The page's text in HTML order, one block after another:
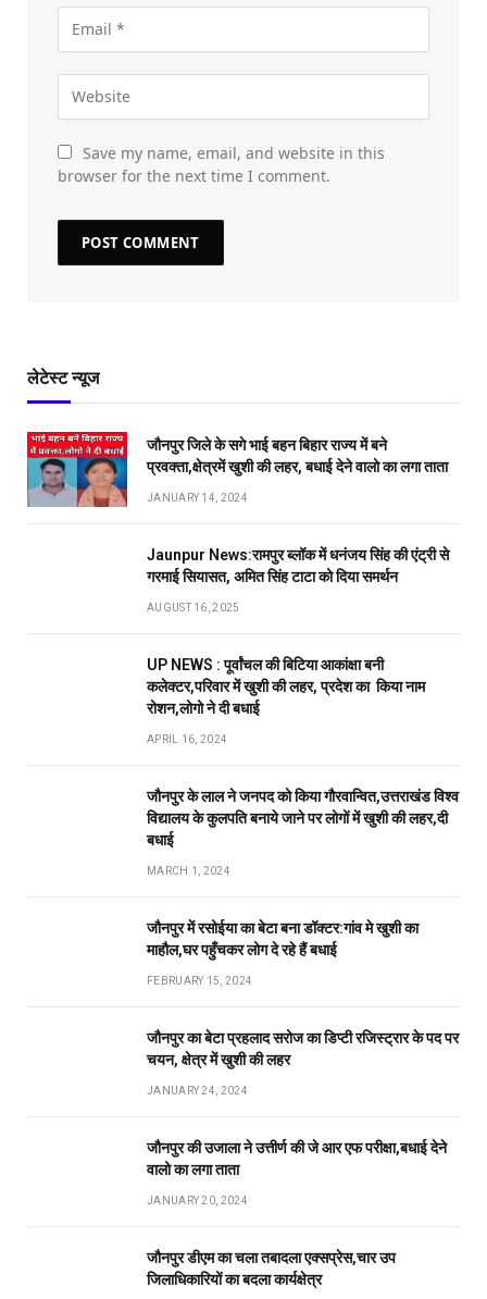
Save my name, email, and website in this
browser for the next time I comment.
लेटेस्ट न्यूज
जौनपुर जिले के सगे भाई बहन बिहार राज्य में बने
प्रवक्ता,क्षेत्रमें खुशी की लहर, बधाई देने वालो का लगा ताता
JANUARY 14, 2024
Jaunpur News:रामपुर ब्लॉक में धनंजय सिंह की एंट्री से
गरमाई सियासत, अमित सिंह टाटा को दिया समर्थन
AUGUST 16, 2025
UP NEWS : पूर्वांचल की बिटिया आकांक्षा बनी
कलेक्टर,परिवार में खुशी की लहर, प्रदेश का किया नाम
रोशन,लोगो ने दी बधाई
APRIL 16, 2024
जौनपुर के लाल ने जनपद को किया गौरवान्वित,उत्तराखंड विश्व
विद्यालय के कुलपति बनाये जाने पर लोगों में खुशी की लहर,दी
बधाई
MARCH 1, 2024
जौनपुर में रसोईया का बेटा बना डॉक्टर:गांव मे खुशी का
माहौल,घर पहुँचकर लोग दे रहे हैं बधाई
FEBRUARY 15, 2024
जौनपुर का बेटा प्रहलाद सरोज का डिप्टी रजिस्ट्रार के पद पर
चयन, क्षेत्र में खुशी की लहर
JANUARY 24, 2024
जौनपुर की उजाला ने उत्तीर्ण की जे आर एफ परीक्षा,बधाई देने
वालो का लगा ताता
JANUARY 20, 2024
जौनपुर डीएम का चला तबादला एक्सप्रेस,चार उप
जिलाधिकारियों का बदला कार्यक्षेत्र